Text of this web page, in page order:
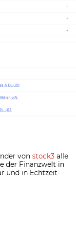
von stock3 alle
der Finanzwelt in
und in Echtzeit